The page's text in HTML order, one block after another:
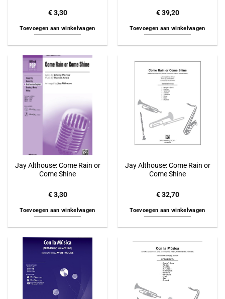
€3,30
Toevoegen aan winkelwagen
€39,20
Toevoegen aan winkelwagen
Jay Althouse: Come Rain or
Come Shine
€3,30
Toevoegen aan winkelwagen
Jay Althouse: Come Rain or
Come Shine
€32,70
Toevoegen aan winkelwagen